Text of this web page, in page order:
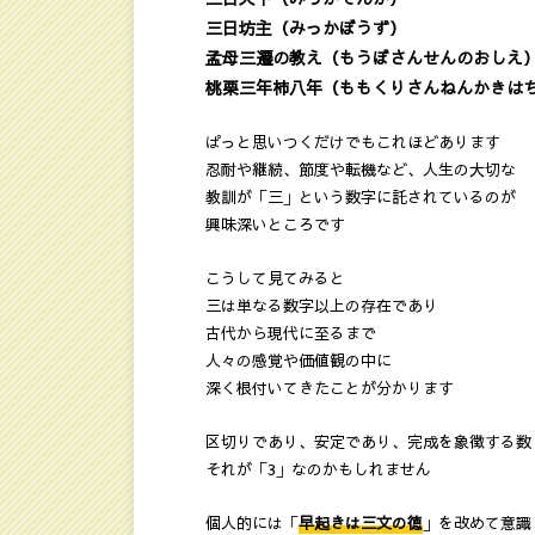
三日坊主（みっかぼうず）
孟母三遷の教え（もうぼさんせんのおしえ）
桃栗三年柿八年（ももくりさんねんかきは
ぱっと思いつくだけでもこれほどあります
忍耐や継続、節度や転機など、人生の大切な
教訓が「三」という数字に託されているのが
興味深いところです
こうして見てみると
三は単なる数字以上の存在であり
古代から現代に至るまで
人々の感覚や価値観の中に
深く根付いてきたことが分かります
区切りであり、安定であり、完成を象徴する数
それが「3」なのかもしれません
個人的には「早起きは三文の徳 」を改めて意識